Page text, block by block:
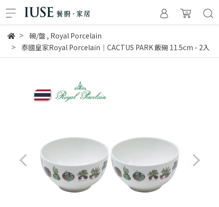
碗/盤, Royal Porcelain
泰國皇家Royal Porcelain｜CACTUS PARK 飯碗 11.5cm - 2入